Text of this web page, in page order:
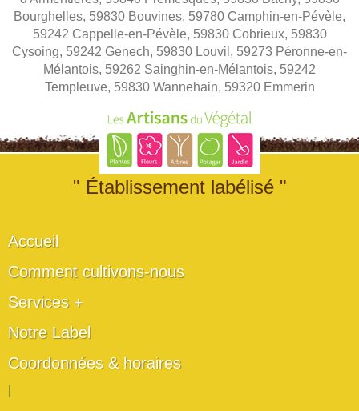
Bourghelles, 59830 Bouvines, 59780 Camphin-en-Pévèle,
59242 Cappelle-en-Pévèle, 59830 Cobrieux, 59830
Cysoing, 59242 Genech, 59830 Louvil, 59273 Péronne-en-
Mélantois, 59262 Sainghin-en-Mélantois, 59242
Templeuve, 59830 Wannehain, 59320 Emmerin
" Établissement labélisé "
Accueil
Comment cultivons-nous
Services +
Notre Label
Coordonnées & horaires